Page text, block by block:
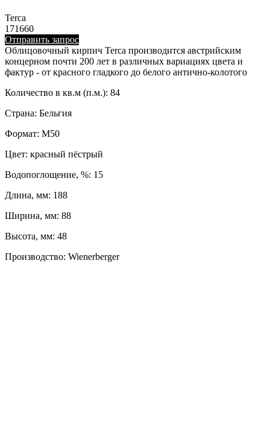
Terca
171660
Отправить запрос
Облицовочный кирпич Terca производится австрийским
концерном почти 200 лет в различных вариациях цвета и
фактур - от красного гладкого до белого антично-колотого
Количество в кв.м (п.м.): 84
Страна: Бельгия
Формат: M50
Цвет: красный пёстрый
Водопоглощение, %: 15
Длина, мм: 188
Ширина, мм: 88
Высота, мм: 48
Производство: Wienerberger